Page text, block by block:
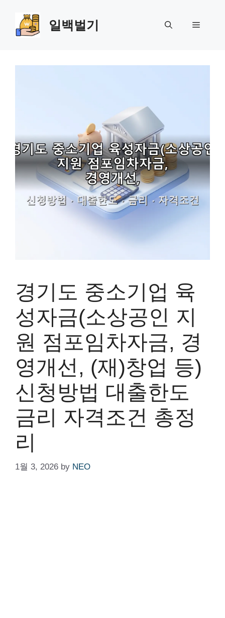
content
일백벌기 Menu
경기도 중소기업 육
성자금(소상공인 지
원 점포임차자금, 경
영개선, (재)창업 등)
신청방법 대출한도
금리 자격조건 총정
리
1월 3, 2026 by NEO